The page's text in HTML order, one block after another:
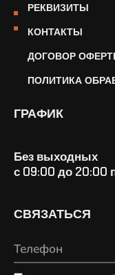
РЕКВИЗИТЫ
КОНТАКТЫ
ДОГОВОР
ПОЛИТИКА
ГРАФИК
Без выходных
с 09:00 до 20:00
СВЯЗАТЬСЯ